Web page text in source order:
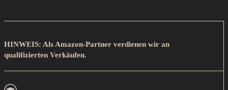
HINWEIS: Als Amazon-Partner verdienen wir an
qualifizierten Verkäufen.